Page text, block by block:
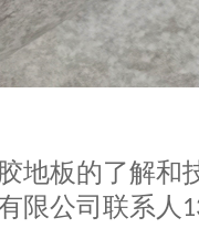
地板的了解和
限公司联系人